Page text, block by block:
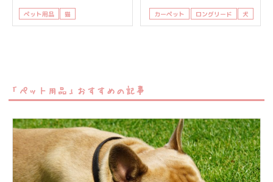
ペット用品 猫 カーペット ロングリード 犬
「ペット用品」おすすめの記事